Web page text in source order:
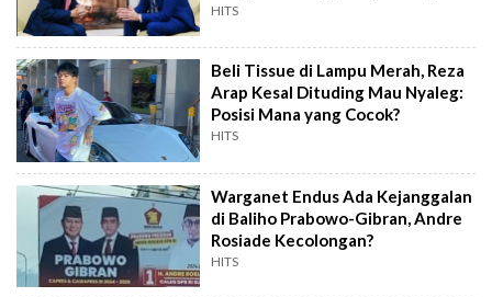
HITS
Beli Tissue di Lampu Merah, Reza
Arap Kesal Dituding Mau Nyaleg:
Posisi Mana yang Cocok?
HITS
Warganet Endus Ada Kejanggalan
di Baliho Prabowo-Gibran, Andre
Rosiade Kecolongan?
HITS